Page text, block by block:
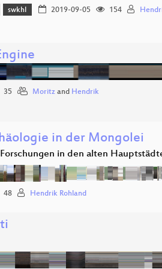
swkhl 2019-09-05 154
35 Moritz and Hendrik
in der Mongolei
in den alten
48 Hendrik Rohland